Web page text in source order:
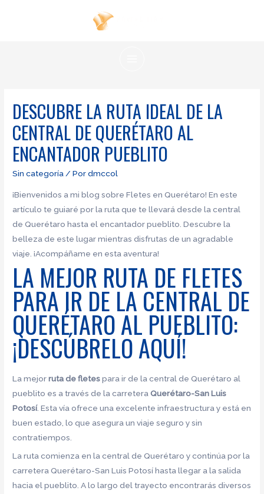
DESCUBRE LA RUTA IDEAL DE LA
CENTRAL DE QUERÉTARO AL
ENCANTADOR PUEBLITO
Sin categoría / Pordmccol
¡Bienvenidos a mi blog sobre Fletes en Querétaro! En este
artículo te guiaré por la ruta que te llevará desde la central
de Querétaro hasta el encantador pueblito. Descubre la
belleza de este lugar mientras disfrutas de un agradable
viaje. ¡Acompáñame en esta aventura!
LA MEJOR RUTA DE FLETES
PARA IR DE LA CENTRAL DE
QUERÉTARO AL PUEBLITO:
¡DESCÚBRELO AQUÍ!
La mejorruta de fletespara ir de la central de Querétaro al
pueblito es a través de la carreteraQuerétaro-San Luis
Potosí. Esta vía ofrece una excelente infraestructura y está en
buen estado, lo que asegura un viaje seguro y sin
contratiempos.
La ruta comienza en la central de Querétaro y continúa por la
carretera Querétaro-San Luis Potosí hasta llegar a la salida
hacia el pueblito. A lo largo del trayecto encontrarás diversos